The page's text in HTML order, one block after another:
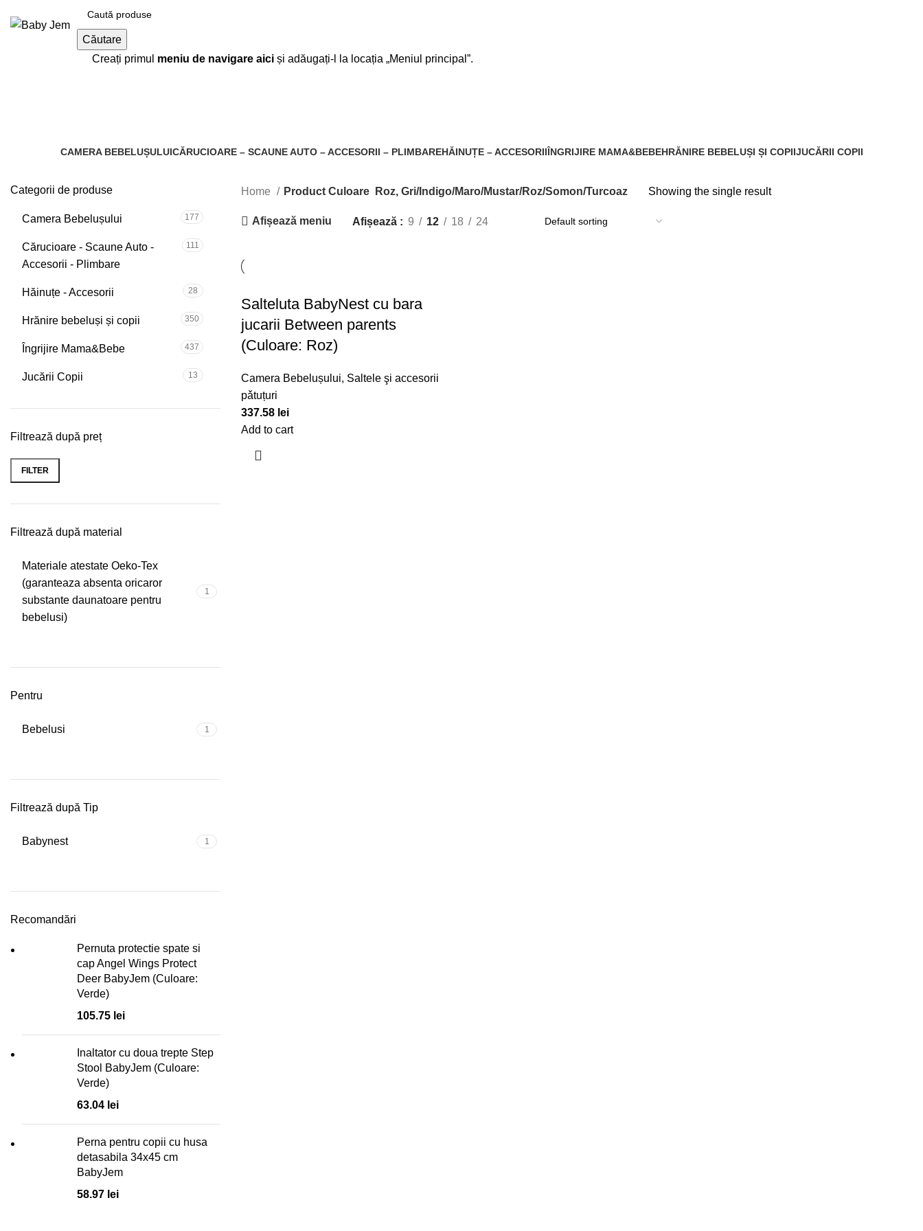
Căutare
Creați primul meniu de navigare aici și adăugați-l la locația „Meniul principal”.
CAMERA BEBELUȘULUICĂRUCIOARE – SCAUNE AUTO – ACCESORII – PLIMBAREHĂINUȚE – ACCESORIIÎNGRIJIRE MAMA&BEBEHRĂNIRE BEBELUȘI ȘI COPIIJUCĂRII COPII
Categorii de produse
Camera Bebelușului 177
Cărucioare - Scaune Auto -
Accesorii - Plimbare
111
Hăinuțe - Accesorii 28
Hrănire bebeluși și copii 350
Îngrijire Mama&Bebe 437
Jucării Copii 13
Filtrează după preț
Min
Max
FILTER
Filtrează după material
Materiale atestate Oeko-Tex
(garanteaza absenta oricaror
substante daunatoare pentru
bebelusi)
1
Pentru
Bebelusi 1
Filtrează după Tip
Babynest 1
Recomandări
Pernuta protectie spate si
cap Angel Wings Protect
Deer BabyJem (Culoare:
Verde)
105.75 lei
Inaltator cu doua trepte Step
Stool BabyJem (Culoare:
Verde)
63.04 lei
Perna pentru copii cu husa
detasabila 34x45 cm
BabyJem
58.97 lei
Home Product Culoare Roz, Gri/Indigo/Maro/Mustar/Roz/Somon/Turcoaz Showing the single result
Afișează meniu Afișează 9 12 18 24
Salteluta BabyNest cu bara
jucarii Between parents
(Culoare: Roz)
Camera Bebelușului, Saltele şi accesorii
pǎtuțuri
337.58 lei
Add to cart